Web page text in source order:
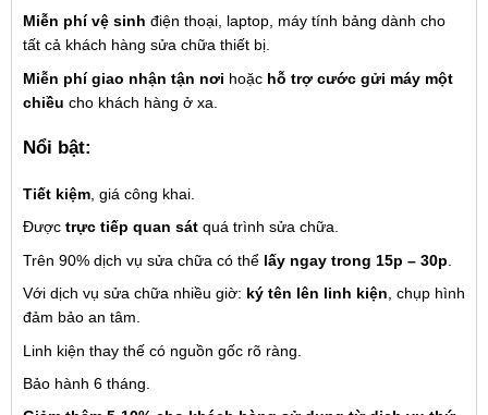
Miễn phí vệ sinh điện thoại, laptop, máy tính bảng dành cho
tất cả khách hàng sửa chữa thiết bị.
Miễn phí giao nhận tận nơi hoặc hỗ trợ cước gửi máy một
chiều cho khách hàng ở xa.
Nổi bật:
Tiết kiệm, giá công khai.
Được trực tiếp quan sátquá trình sửa chữa.
Trên 90% dịch vụ sửa chữa có thể lấy ngay trong 15p – 30p
Với dịch vụ sửa chữa nhiều giờ: ký tên lên linh kiện , chụp hình
đảm bảo an tâm.
Linh kiện thay thế có nguồn gốc rõ ràng.
Bảo hành 6 tháng.